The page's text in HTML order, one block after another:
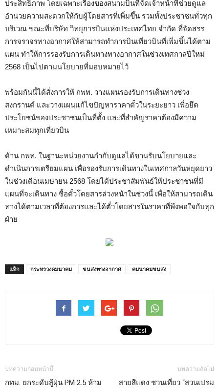
ประสิทธิภาพ โดยเฉพาะเรื่องของสนามบินที่จัดเจ้าหน้าที่ช่วยดูแล
อำนวยความสะดวกให้กับผู้โดยสารที่เพิ่มขึ้น รวมทั้งประชาชนทั่วทุก
บริเวณ ขณะที่บริษัท วิทยุการบินแห่งประเทศไทย จำกัด ที่จัดสรร
การจราจรทางอากาศให้สามารถทำการบินเที่ยวบินที่เพิ่มขึ้นได้ตาม
แผน ทำให้การรองรับการเดินทางทางอากาศในช่วงเทศกาลปีใหม่
2568 เป็นไปตามนโยบายที่มอบหมายไว้
พร้อมกันนี้ได้สั่งการให้ กพท. วางแผนรองรับการเดินทางช่วง
สงกรานต์ และวางแผนแก้ไขปัญหาราคาตั๋วในระยะยาว เพื่อยึด
ประโยชน์ของประชาชนเป็นที่ตั้ง และที่สำคัญราคาต้องมีความ
เหมาะสมทุกเที่ยวบิน
ด้าน กพท. ในฐานะหน่วยงานกำกับดูแลได้ขานรับนโยบายและ
ดำเนินการเตรียมแผน เพื่อรองรับการเดินทางในเทศกาลวันหยุดยาว
ในช่วงเดือนเมษายน 2568 โดยได้ประชาสัมพันธ์ให้ประชาชนที่มี
แผนที่จะเดินทาง ซื้อตั๋วโดยสารล่วงหน้าในช่วงนี้ เพื่อให้สามารถเดิน
ทางได้ตามเวลาที่ต้องการและได้ตั๋วโดยสารในราคาที่พึงพอใจกับทุก
ฝ่าย
แท็ก กระทรวงคมนาคม ขนส่งทางอากาศ คมนาคมขนส่ง
บทความก่อนหน้านี้
กทม. ยกระดับสู้ฝุ่น PM 2.5 ห้าม
บทความถัดไป
สายสีแดง ชวนเที่ยว “สวนเปรม